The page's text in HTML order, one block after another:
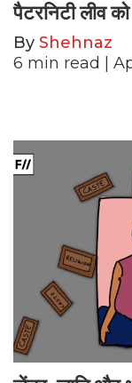
पैटरनिटी लीव
By Shehnaz
6 min read |